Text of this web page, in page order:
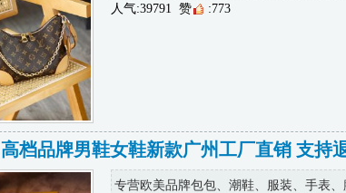
人气:39791 赞 :773
高档品牌男鞋女鞋新款广州工厂直销 支持
专营欧美品牌包包、潮鞋、服装、手表